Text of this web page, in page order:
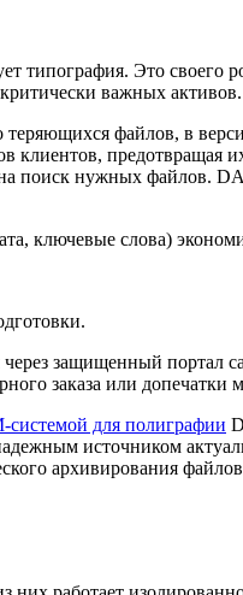
Это своего
важных активов.
файлов, в
клиентов, предотвращая
на поиск нужных файлов.
ключевые слова)
защищенный портал
заказа или допечатки
системой для полиграфии
источником
архивирования